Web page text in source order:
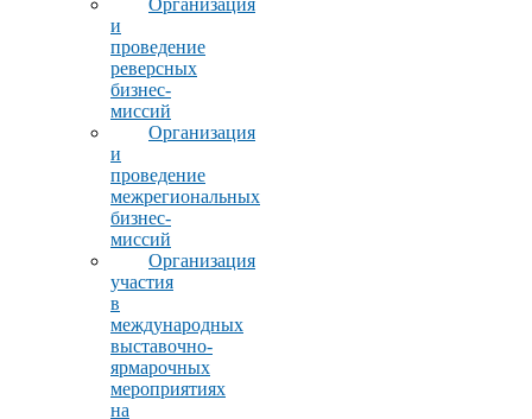
Организация
и
проведение
реверсных
бизнес-
миссий
Организация
и
проведение
межрегиональных
бизнес-
миссий
Организация
участия
в
международных
выставочно-
ярмарочных
мероприятиях
на